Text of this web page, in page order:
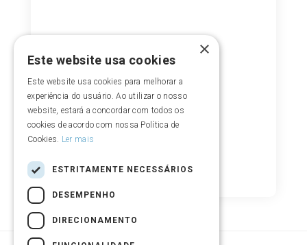
×
Este website usa cookies
Este website usa cookies para melhorar a
experiência do usuário. Ao utilizar o nosso
website, estará a concordar com todos os
cookies de acordo com nossa Política de
Cookies. Ler mais
ESTRITAMENTE NECESSÁRIOS
DESEMPENHO
DIRECIONAMENTO